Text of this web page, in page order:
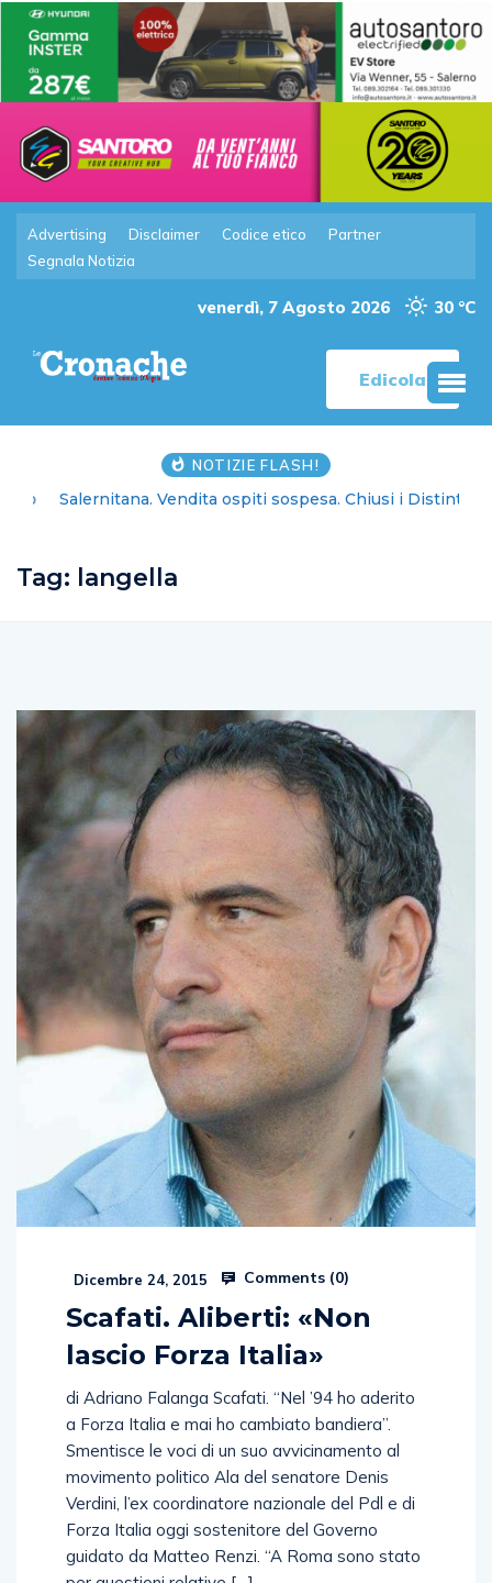
Advertising Disclaimer Codice etico
Partner
Segnala Notizia
venerdì, 7 Agosto 2026 30 °C
Edicola
NOTIZIE FLASH!
Salernitana. Vendita ospiti sospesa. Chiusi i Distinti
Tag: langella
Dicembre 24, 2015 Comments (0)
Scafati. Aliberti: «Non
lascio Forza Italia»
di Adriano Falanga Scafati. “Nel ’94 ho aderito
a Forza Italia e mai ho cambiato bandiera”.
Smentisce le voci di un suo avvicinamento al
movimento politico Ala del senatore Denis
Verdini, l’ex coordinatore nazionale del Pdl e di
Forza Italia oggi sostenitore del Governo
guidato da Matteo Renzi. “A Roma sono stato